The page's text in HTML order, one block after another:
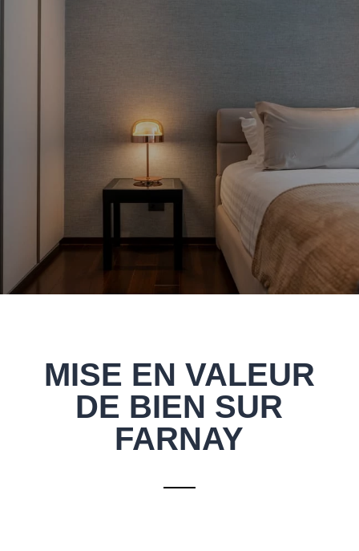
MISE EN VALEUR
DE BIEN SUR
FARNAY